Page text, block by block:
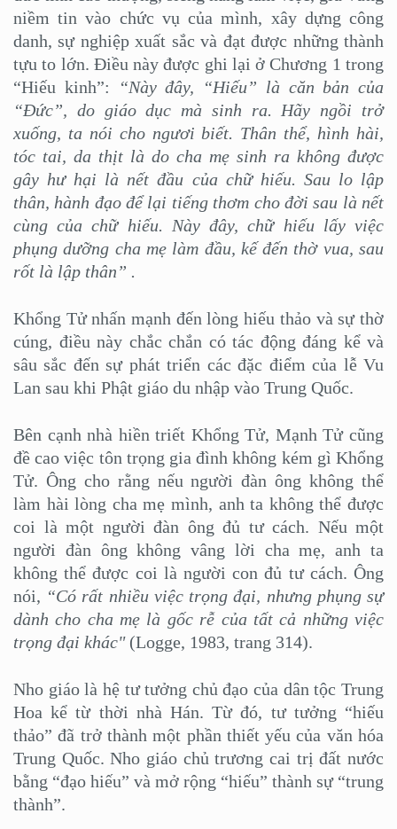
niềm tin vào chức vụ của mình, xây dựng công
danh, sự nghiệp xuất sắc và đạt được những thành
tựu to lớn. Điều này được ghi lại ở Chương 1 trong
“Hiếu kinh”:
“Này đây, “Hiếu” là căn bản của
“Đức”, do giáo dục mà sinh ra. Hãy ngồi trở
xuống, ta nói cho ngươi biết. Thân thể, hình hài,
tóc tai, da thịt là do cha mẹ sinh ra không được
gây hư hại là nết đầu của chữ hiếu. Sau lo lập
thân, hành đạo để lại tiếng thơm cho đời sau là nết
cùng của chữ hiếu. Này đây, chữ hiếu lấy việc
phụng dưỡng cha mẹ làm đầu, kế đến thờ vua, sau
rốt là lập thân” .
Khổng Tử nhấn mạnh đến lòng hiếu thảo và sự thờ
cúng, điều này chắc chắn có tác động đáng kể và
sâu sắc đến sự phát triển các đặc điểm của lễ Vu
Lan sau khi Phật giáo du nhập vào Trung Quốc.
Bên cạnh nhà hiền triết Khổng Tử, Mạnh Tử cũng
đề cao việc tôn trọng gia đình không kém gì Khổng
Tử. Ông cho rằng nếu người đàn ông không thể
làm hài lòng cha mẹ mình, anh ta không thể được
coi là một người đàn ông đủ tư cách. Nếu một
người đàn ông không vâng lời cha mẹ, anh ta
không thể được coi là người con đủ tư cách. Ông
nói, “Có rất nhiều việc trọng đại, nhưng phụng sự
dành cho cha mẹ là gốc rễ của tất cả những việc
trọng đại khác" (Logge, 1983, trang 314).
Nho giáo là hệ tư tưởng chủ đạo của dân tộc Trung
Hoa kể từ thời nhà Hán. Từ đó, tư tưởng “hiếu
thảo” đã trở thành một phần thiết yếu của văn hóa
Trung Quốc. Nho giáo chủ trương cai trị đất nước
bằng “đạo hiếu” và mở rộng “hiếu” thành sự “trung
thành”.